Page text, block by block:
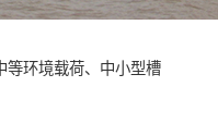
等环境载荷、中小型槽